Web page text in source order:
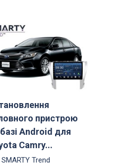
пристрою
Android для
Camry...
SMARTY Trend